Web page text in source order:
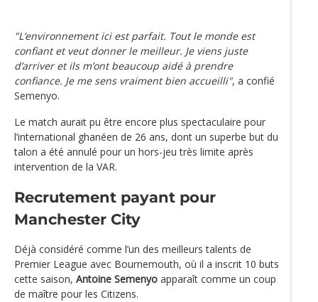
"L’environnement ici est parfait. Tout le monde est
confiant et veut donner le meilleur. Je viens juste
d’arriver et ils m’ont beaucoup aidé à prendre
confiance. Je me sens vraiment bien accueilli", a confié
Semenyo.
Le match aurait pu être encore plus spectaculaire pour
l’international ghanéen de 26 ans, dont un superbe but du
talon a été annulé pour un hors-jeu très limite après
intervention de la VAR.
Recrutement payant pour
Manchester City
Déjà considéré comme l’un des meilleurs talents de
Premier League avec Bournemouth, où il a inscrit 10 buts
cette saison, Antoine Semenyo apparaît comme un coup
de maître pour les Citizens.